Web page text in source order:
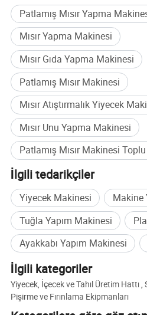
Patlamış Mısır Yapma
Mısır Yapma Makinesi
Mısır Gıda Yapma Makinesi
Patlamış Mısır Makinesi
Mısır Atıştırmalık Yiyecek
Mısır Unu Yapma Makinesi
Patlamış Mısır Makinesi
İlgili tedarikçiler
Yiyecek Makinesi
Makine
Tuğla Yapım Makinesi
Ayakkabı Yapım Makinesi
İlgili kategoriler
Yiyecek, İçecek ve Tahıl Üretim Hattı ,
Pişirme ve Fırınlama Ekipmanları